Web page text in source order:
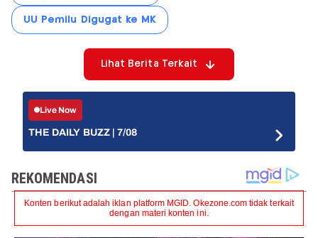
UU Pemilu Digugat ke MK
Lihat Berita Terkait
Live Now
THE DAILY BUZZ | 7/08